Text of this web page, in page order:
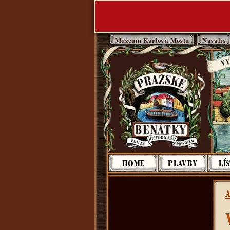
Muzeum Karlova Mostu Navalis
HOME PLAVBY